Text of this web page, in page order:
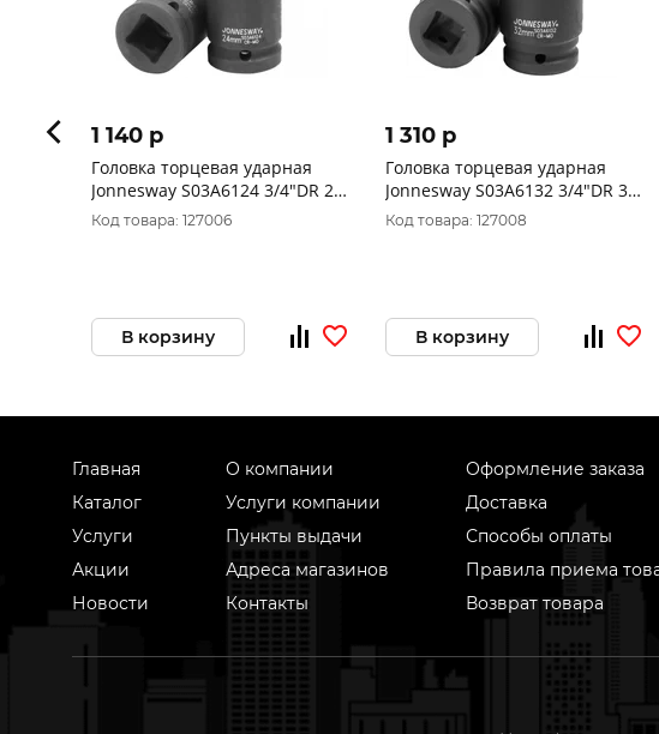
1 140 p
Головка торцевая ударная
Jonnesway S03A6124 3/4"DR 24
мм
Код товара: 127006
В корзину
1 310 p
Головка торцевая ударная
Jonnesway S03A6132 3/4"DR 32
мм
Код товара: 127008
В корзину
Главная
Каталог
Услуги
Акции
Новости
О компании
Услуги компании
Пункты выдачи
Адреса магазинов
Контакты
Оформление заказа
Доставка
Способы оплаты
Правила приема
Возврат товара